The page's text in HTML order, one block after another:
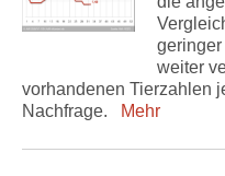
weiter
vorhandenen Tierzahlen
Nachfrage.
Mehr